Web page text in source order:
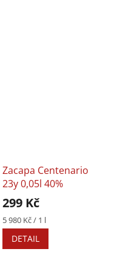
Zacapa Centenario
23y 0,05l 40%
299 Kč
Měrná
cena:
5 980 Kč / 1 l
DETAIL